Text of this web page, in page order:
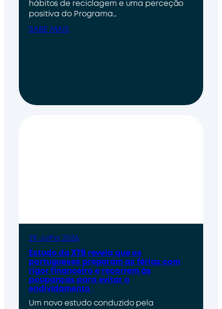
hábitos de reciclagem e uma perceção
positiva do Programa…
SABE MAIS
29 Julho 2026
Estudo da XTB revela que os
portugueses preparam as férias com
rigor financeiro e recorrem às
poupanças para evitar o
endividamento
Um novo estudo conduzido pela